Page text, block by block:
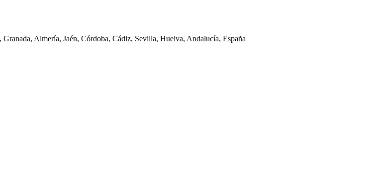
Almería, Jaén, Córdoba, Cádiz, Sevilla, Huelva, Andalucía, España